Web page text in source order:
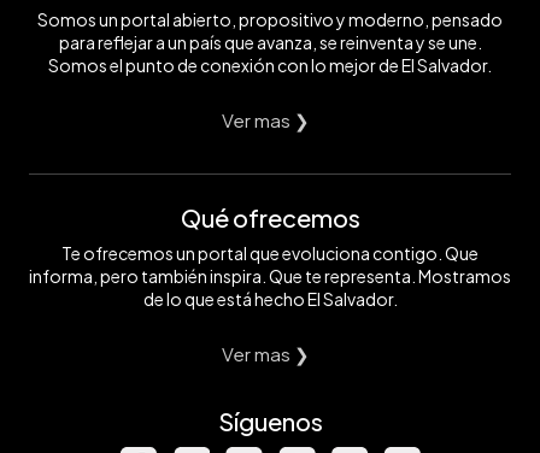
Somos un portal abierto, propositivo y moderno, pensado
para reflejar a un país que avanza, se reinventa y se une.
Somos el punto de conexión con lo mejor de El Salvador.
Ver mas ❯
Qué ofrecemos
Te ofrecemos un portal que evoluciona contigo. Que
informa, pero también inspira. Que te representa. Mostramos
de lo que está hecho El Salvador.
Ver mas ❯
Síguenos